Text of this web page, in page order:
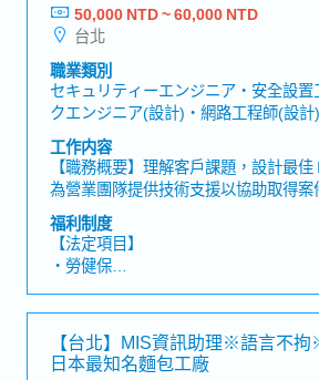
【公司福利】
・年中、年終獎金(6月跟12月發放) *依
發放
・1年1次調薪 (1年2次人事考核)
・完整的國內外教育研修: 新人教育訓
練、專門技能教育訓練
・每年3萬語言學習補助: 英文、日文學
勵金。
・實支實付的通勤費(僅限大眾交通運
・三節禮金禮品
・員工國內外旅遊、年度健康檢查。
・員工及眷屬團體保險(含壽險、意外險
50,000 NTD ~ 60,000 NTD
台北
職業類別
セキュリティーエンジニア・安全設
クエンジニア(設計)・網路工程師(設計
ンジニア(運用/保守)・網路工程師(運
ステム/EDP/MIS・社内資訊系統/EDP/
守/運用/トレーニング・支援/維護/運
工作内容
【職務概要】理解客戶課題，設計最
為營業團隊提供技術支援以協助取得案
容】・透過客戶訪談進行需求定義・設
服器、雲端等解決方案・製作提案書與
與產品 Demo・提供營業團隊技術支援
福利制度
【法定項目】
・勞健保
・各種休假（特別休假、婚假、喪假
陪產假、產假、育嬰假）
・退休金
【台北】MIS資訊助理※語言不
日本最知名麵包工廠